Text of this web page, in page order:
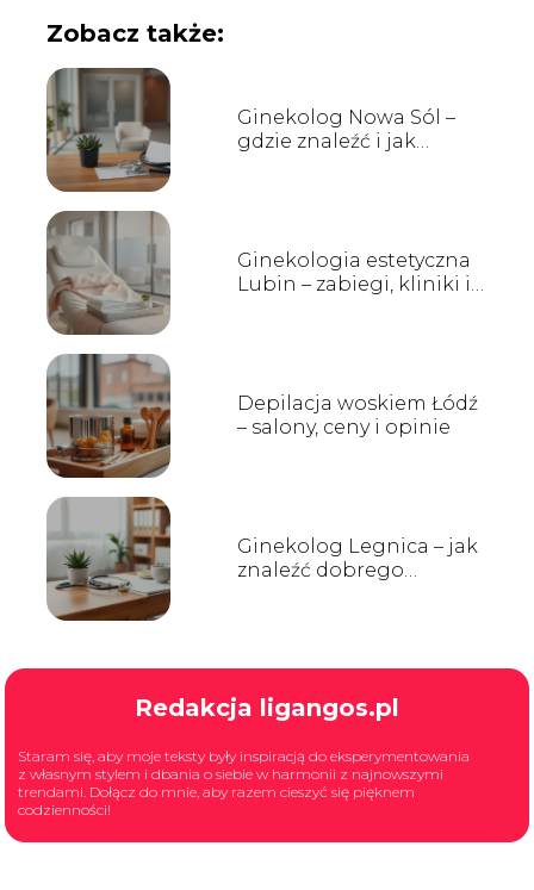
Zobacz także:
Ginekolog Nowa Sól –
gdzie znaleźć i jak
Ginekologia estetyczna
Lubin – zabiegi, kliniki i
Depilacja woskiem Łódź
– salony, ceny i opinie
Ginekolog Legnica – jak
znaleźć dobrego
Redakcja ligangos.pl
Staram się, aby moje teksty były inspiracją do eksperymentowania
z własnym stylem i dbania o siebie w harmonii z najnowszymi
trendami. Dołącz do mnie, aby razem cieszyć się pięknem
codzienności!